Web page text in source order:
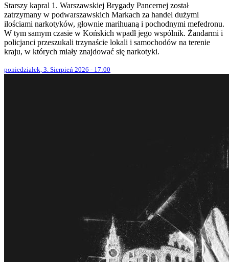
Starszy kapral 1. Warszawskiej Brygady Pancernej został
zatrzymany w podwarszawskich Markach za handel dużymi
ilościami narkotyków, głownie marihuaną i pochodnymi mefedronu.
W tym samym czasie w Końskich wpadł jego wspólnik. Żandarmi i
policjanci przeszukali trzynaście lokali i samochodów na terenie
kraju, w których miały znajdować się narkotyki.
poniedziałek, 3. Sierpień 2026 - 17:00